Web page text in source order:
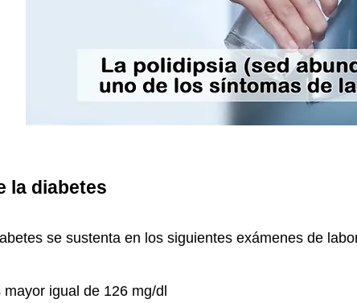
la diabetes
se sustenta en los siguientes exámenes de
igual de 126 mg/dl